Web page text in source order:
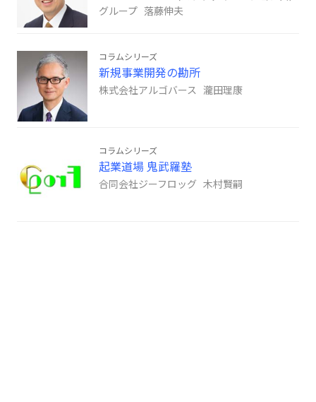
グループ 落藤伸夫
コラムシリーズ
新規事業開発の勘所
株式会社アルゴバース 瀧田理康
コラムシリーズ
起業道場 鬼武羅塾
合同会社ジーフロッグ 木村賢嗣